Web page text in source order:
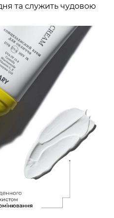
та служить чудовою